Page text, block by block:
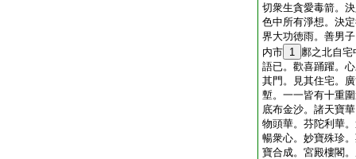
切衆生貪愛毒箭。
色中所有淨想。決
界大功徳雨。善男
内市 1 鄽之北自宅
語已。歡喜踊躍。
其門。見其住宅。
塹。一一皆有十重
底布金沙。諸天寶
物頭華。芬陀利華
暢衆心。妙寶殊珍
寶合成。宮殿樓閣